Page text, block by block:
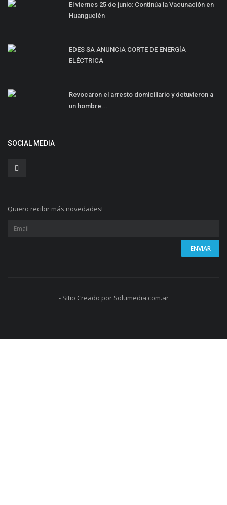
El viernes 25 de junio: Continúa la Vacunación en
Huanguelén
EDES SA ANUNCIA CORTE DE ENERGÍA
ELÉCTRICA
Revocaron el arresto domiciliario y detuvieron a
un hombre...
SOCIAL MEDIA
Quiero recibir más novedades!
- Sitio Creado por Solumedia.com.ar